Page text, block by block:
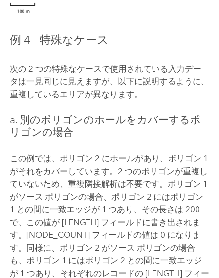
例 4 - 特殊なケース
次の 2 つの特殊なケースで使用されている入力デー
タは一見同じに見えますが、以下に説明するように、
重複しているエリアが異なります。
a. 別のポリゴンのホールをカバーするポ
リゴンの場合
この例では、ポリゴン 2 にホールがあり、ポリゴン 1
がそれをカバーしています。2 つのポリゴンが重複し
ていないため、重複隣接解析は不要です。ポリゴン 1
がソース ポリゴンの場合、ポリゴン 2 にはポリゴン
1 との間に一致エッジが 1 つあり、その長さは 200
で、この値が [LENGTH] フィールドに書き出されま
す。[NODE_COUNT] フィールドの値は 0 になりま
す。同様に、ポリゴン 2 がソース ポリゴンの場合
も、ポリゴン 1 にはポリゴン 2 との間に一致エッジ
が 1 つあり、それぞれのレコードの [LENGTH] フィー